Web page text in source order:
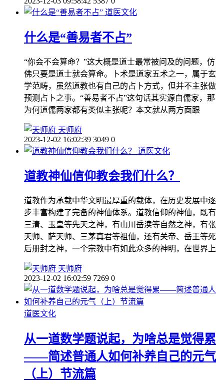
道医文化
什么是“善易者不占”
“你会不会算命？”这大概是道士最常被问及的问题，仿
佛只要是道士就会算命。卜术是道家五术之一，属于玄
学范畴，虽然道教也有自己的占卜方式，但并不主张做
预测占卜之事。“善易者不占”这句话其实源自儒家，那
为何道儒两家都有类似主张呢？本文就从两方面跟
天师府
2023-12-02 16:02:39 3049 0
道医文化
道教神仙信仰教会我们什么？
道教作为承载中华文明最厚重的载体，在历史发展中逐
步丰富构建了完备的神仙体系。道教信仰的神仙，既有
三清、玉皇等先天之神，有山川岳渎等自然之神，有张
天师、萨天师、三茅真君等祖仙，还有关帝、岳王等死
后册封之神，一个宗教中有如此众多的神明，在世界上
天师府
2023-12-02 16:02:59 7269 0
道医文化
从一道数学题说起，为啥总是觉得累
——简述普通人如何补养自己的元气
（上）节流篇